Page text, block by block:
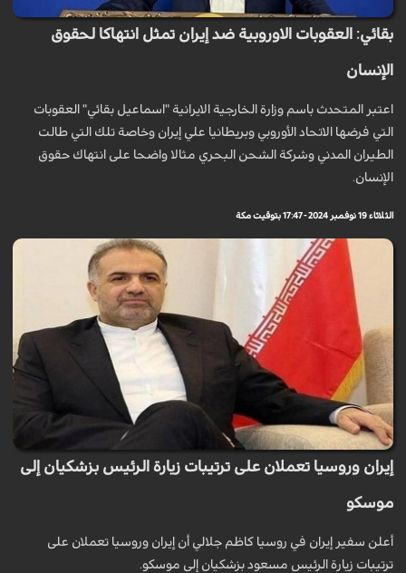
بقائي: العقوبات الاوروبية ضد إيران تمثل انتهاكا لحقوق
الإنسان
اعتبر المتحدث باسم وزارة الخارجية الايرانية "اسماعيل بقائي" العقوبات
التي فرضها الاتحاد الأوروبي وبريطانيا علي إيران وخاصة تلك التي طالت
الطيران المدني وشركة الشحن البحري مثالا واضحا على انتهاك حقوق
الإنسان.
الثلاثاء 19 نوفمبر 2024 - 17:47 بتوقيت مكة
إيران وروسيا تعملان على ترتيبات زيارة الرئيس بزشكيان إلى
موسكو
أعلن سفير إيران في روسيا كاظم جلالي أن إيران وروسيا تعملان على
ترتيبات زيارة الرئيس مسعود بزشكيان إلى موسكو.